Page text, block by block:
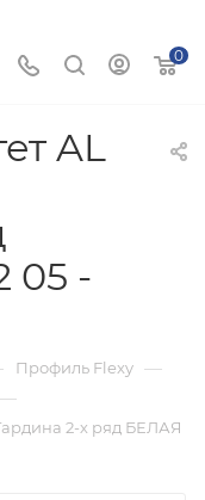
товар именно
0
AL
05 -
Профиль Flexy —
—
2-х ряд БЕЛАЯ